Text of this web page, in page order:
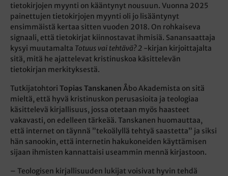
tietokirjojen myynti on kääntynyt nousuun. Vuonna 2025
painettujen tietokirjojen myynti oli jo lisääntynyt
ensimmäistä kertaa sitten vuoden 2018. On rohkaiseva
signaali, että tietokirjat kiinnostavat ihmisiä. Sanansaattaja
kysyi muutamalta Totuus vai tehtävä? 2 -kirjan kirjoittajalta
sitä, mitä he ajattelevat kristinuskoa käsittelevän
tietokirjan merkityksestä.
Tutkijatohtori Topias Tanskanen Åbo Akademista on sitä
mieltä, että hyvä kristinuskon perusasioita ja teologiaa
käsittelevä kirjallisuus, jossa otetaan myös haasteet
vakavasti, on edelleen tärkeää. Tanskanen huomauttaa,
että internet on täynnä ”tekoälyllä tehtyä saastetta” ja siksi
hän sanookin, että internetin hakukoneiden käyttämisen
sijaan ihmisten kannattaisi useammin mennä kirjastoon.
– Teologisen kirjallisuuden lukijat voisivat hyvin tehdä